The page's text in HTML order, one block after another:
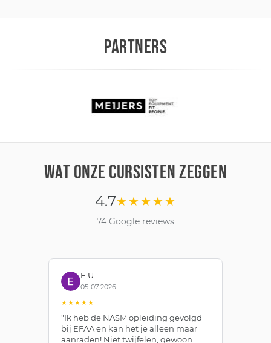
PARTNERS
WAT ONZE CURSISTEN ZEGGEN
4.7★★★★★
74 Google reviews
E U
05-07-2026
★★★★★
"Ik heb de NASM opleiding gevolgd
bij EFAA en kan het je alleen maar
aanraden! Niet twijfelen, gewoon